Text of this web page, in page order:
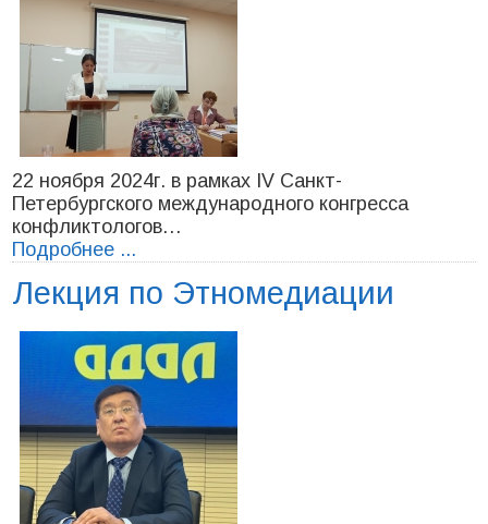
22 ноября 2024г. в рамках IV Санкт-
Петербургского международного конгресса
конфликтологов…
Подробнее ...
Лекция по Этномедиации